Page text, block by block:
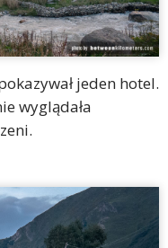
jeden hotel.
wyglądała